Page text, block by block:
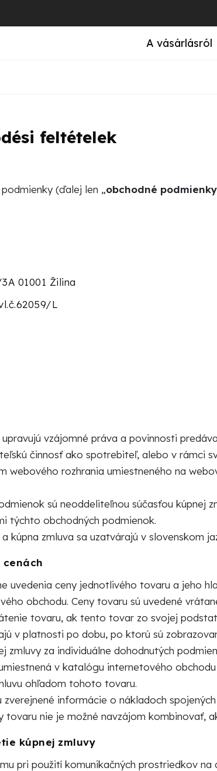
A vásárlásról
feltételek
(ďalej len „obchodné podmienky
01001 Žilina
L
vzájomné práva a povinnosti
činnosť ako spotrebiteľ, alebo v rámci
webového rozhrania umiestneného na
sú neoddeliteľnou súčasťou kúpnej
týchto obchodných podmienok.
kúpna zmluva sa uzatvárajú v slovenskom
uvedenia ceny jednotlivého tovaru a jeho
obchodu. Ceny tovaru sú uvedené
tovaru, ak tento tovar zo svojej
v platnosti po dobu, po ktorú sú
zmluvy za individuálne dohodnutých
v katalógu internetového
ohľadom tohoto tovaru.
informácie o nákladoch
tovaru nie je možné navzájom kombinovať,
kúpnej zmluvy
pri použití komunikačných prostriedkov